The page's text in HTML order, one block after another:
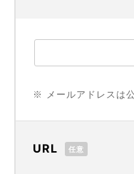
※ メールアドレスは
URL 任意